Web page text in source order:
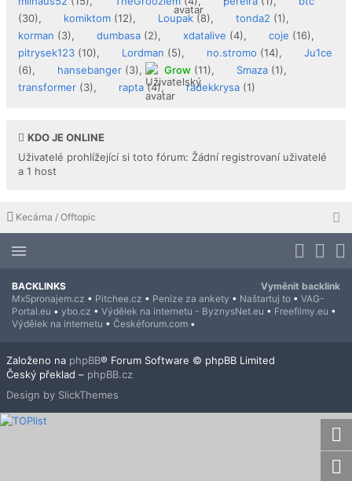
(30),
komiktom (12), Loupak(8), tonda2 (1),
korman (3), dumbasa (2), xdatalive (4), coje (16),
pitrysek123 (10), Lordman (5), no.stromo (14),
Ju1ce
(6),
hansebanger (3), Grow (11), Smaza (1),
transformer (3), rapta(4), radekkrysa (1)
KDO JE ONLINE
Uživatelé prohlížející si toto fórum: Žádní registrovaní uživatelé
a 1 host
Kecárna / Offtopic
BACKLINKS
Vyměnit backlink
Mx5pronajem.cz • Pitchee.cz • Peníze za ankety • Naštartuj to • VAG-
Portal.eu • ybo.cz • Výdělek na internetu - ByznysNet.eu • Freefilmy.eu •
Výdělek na internetu • Českéforum.com •
Založeno na phpBB® Forum Software © phpBB Limited
Český překlad – phpBB.cz
Design by SlickThemes